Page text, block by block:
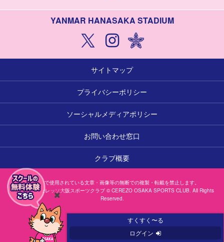
YANMAR HANASAKA STADIUM
サイトマップ
プライバシーポリシー
ソーシャルメディアポリシー
お問い合わせ窓口
クラブ概要
本サイトで使用されている文章・画像等の無断での複製・転載を禁止します。
一般社団法人セレッソ大阪スポーツクラブ © CEREZO OSAKA SPORTS CLUB. All Rights
Reserved.
閉
じ
る
すくすく〜る
ログイン